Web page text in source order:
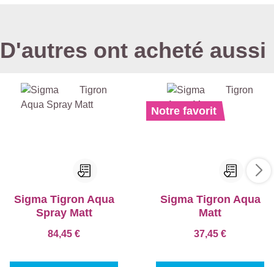
D'autres ont acheté aussi
Sigma Tigron Aqua
Spray Matt
84,45 €
Notre favorit
Sigma Tigron Aqua
Matt
37,45 €